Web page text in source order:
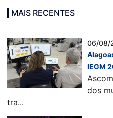
MAIS RECENTES
06/08/
IEGM
dos
tra...